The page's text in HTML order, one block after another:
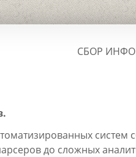
СБОР
до сложных